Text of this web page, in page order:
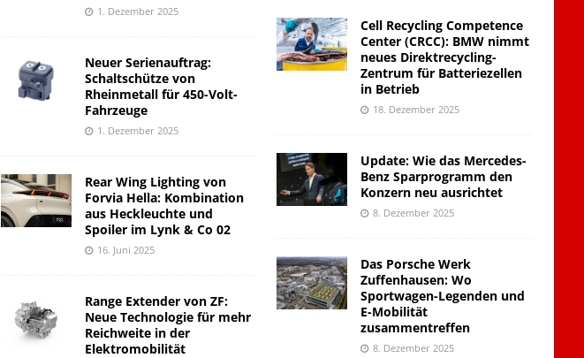
1. Dezember 2025
Neuer Serienauftrag:
Schaltschütze von
Rheinmetall für 450-Volt-
Fahrzeuge
1. Dezember 2025
Rear Wing Lighting von
Forvia Hella: Kombination
aus Heckleuchte und
Spoiler im Lynk & Co 02
16. Juni 2025
Range Extender von ZF:
Neue Technologie für mehr
Reichweite in der
Elektromobilität
Cell Recycling Competence
Center (CRCC): BMW nimmt
neues Direktrecycling-
Zentrum für Batteriezellen
in Betrieb
18. Dezember 2025
Update: Wie das Mercedes-
Benz Sparprogramm den
Konzern neu ausrichtet
8. Dezember 2025
Das Porsche Werk
Zuffenhausen: Wo
Sportwagen-Legenden und
E-Mobilität
zusammentreffen
8. Dezember 2025